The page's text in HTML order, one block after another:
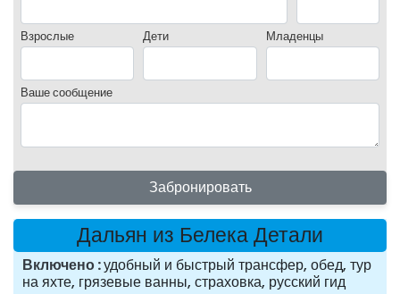
Взрослые Дети Младенцы
Ваше сообщение
Забронировать
Дальян из Белека Детали
Включено удобный и быстрый трансфер, обед, тур
на яхте, грязевые ванны, страховка, русский гид